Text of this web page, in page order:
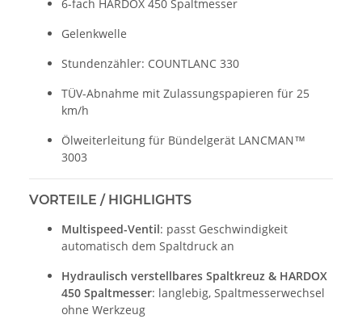
6-fach HARDOX 450 Spaltmesser
Gelenkwelle
Stundenzähler: COUNTLANC 330
TÜV-Abnahme mit Zulassungspapieren für 25
km/h
Ölweiterleitung für Bündelgerät LANCMAN™
3003
VORTEILE / HIGHLIGHTS
Multispeed-Ventil: passt Geschwindigkeit
automatisch dem Spaltdruck an
Hydraulisch verstellbares Spaltkreuz & HARDOX
450 Spaltmesser: langlebig, Spaltmesserwechsel
ohne Werkzeug